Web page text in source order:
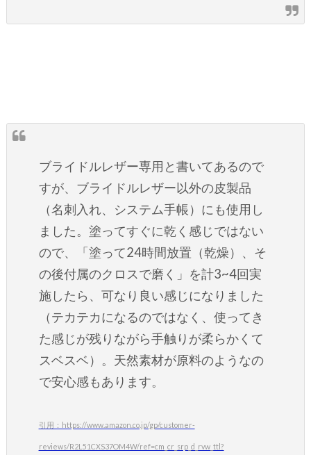
ブライドルレザー専用と書いてあるので
すが、ブライドルレザー以外の皮製品
（名刺入れ、システム手帳）にも使用し
ました。塗ってすぐに乾く感じではない
ので、「塗って24時間放置（乾燥）、そ
の後付属のクロスで磨く」を計3~4回実
施したら、可なり良い感じになりました
（テカテカになるのではなく、使ってき
た感じが残りながら手触りが柔らかくて
スベスベ）。天然素材が原料のようなの
で安心感もあります。
引用：https://www.amazon.co.jp/gp/customer-
reviews/R2L51CXS37OM4W/ref=cm_cr_srp_d_rvw_ttl?